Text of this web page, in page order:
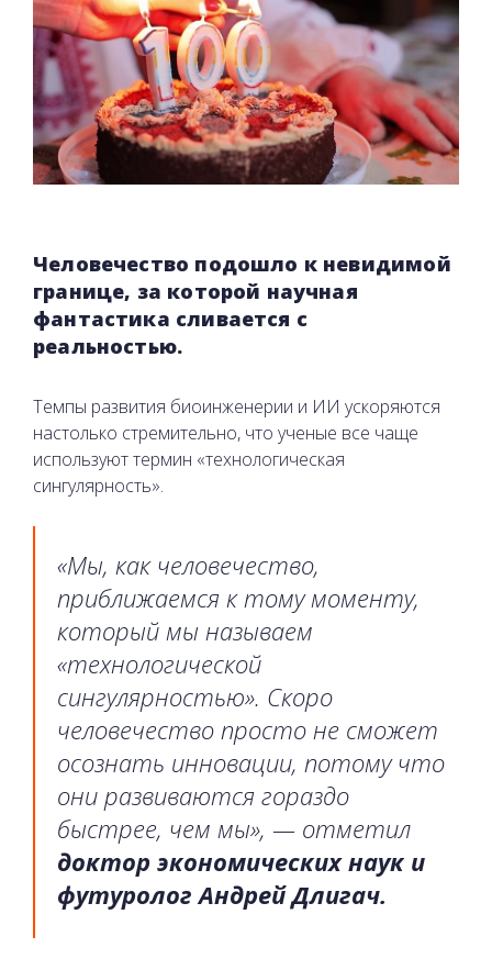
Человечество подошло к невидимой
границе, за которой научная
фантастика сливается с
реальностью.
Темпы развития биоинженерии и ИИ ускоряются
настолько стремительно, что ученые все чаще
используют термин «технологическая
сингулярность».
«Мы, как человечество,
приближаемся к тому моменту,
который мы называем
«технологической
сингулярностью». Скоро
человечество просто не сможет
осознать инновации, потому что
они развиваются гораздо
быстрее, чем мы», — отметил
доктор экономических наук и
футуролог Андрей Длигач.